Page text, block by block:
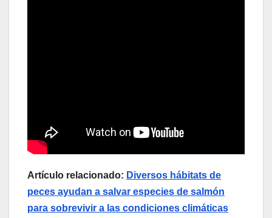
Artículo relacionado: Diversos hábitats de
peces ayudan a salvar especies de salmón
para sobrevivir a las condiciones climáticas